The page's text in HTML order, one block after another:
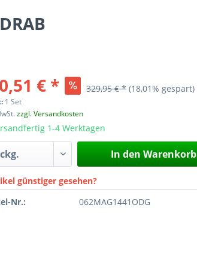
€ *
329,95 € * (18,01% gespart)
1 Set
zzgl. Versandkosten
1-4 Werktagen
In den Warenkorb
günstiger gesehen?
Nr.:
062MAG1441ODG